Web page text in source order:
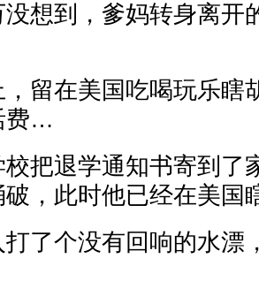
想到，爹妈转身离开
留在美国吃喝玩乐瞎
费…
把退学通知书寄到了
破，此时他已经在美
打了个没有回响的水漂